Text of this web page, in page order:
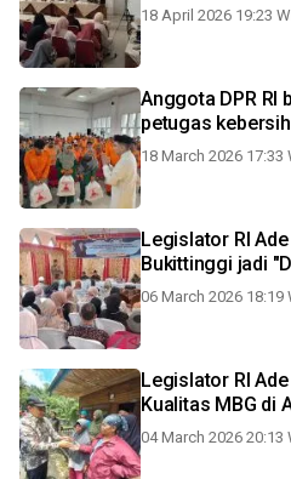
18 April 2026 19:23
Anggota DPR RI
petugas
18 March 2026 17:33
Legislator RI
Bukittinggi jadi
06 March 2026 18:19
Legislator RI
Kualitas MBG di
04 March 2026 20:13